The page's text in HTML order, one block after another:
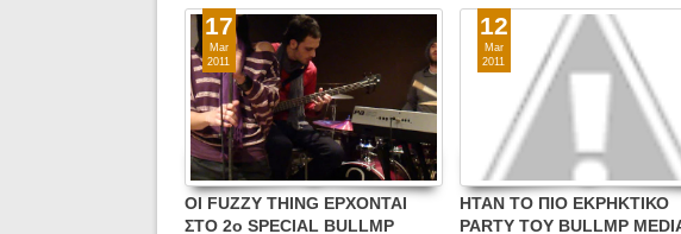
BLOG)
OI FUZZY THING ΕΡΧONΤΑΙ
ΣΤΟ 2ο SPECIAL BULLMP
17
Mar
2011
HTAN TO ΠΙΟ ΕΚΡΗΚΤΙΚΟ
PARTY ΤΟΥ BULLMP
12
Mar
2011